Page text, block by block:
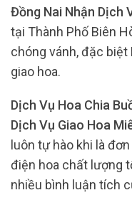
Đồng Nai Nhận Dịch
tại Thành Phố Biên
chóng vánh, đặc biệt
giao hoa.
Dịch Vụ Hoa Chia
Dịch Vụ Giao Hoa
luôn tự hào khi là
điện hoa chất lượng
nhiều bình luận tích